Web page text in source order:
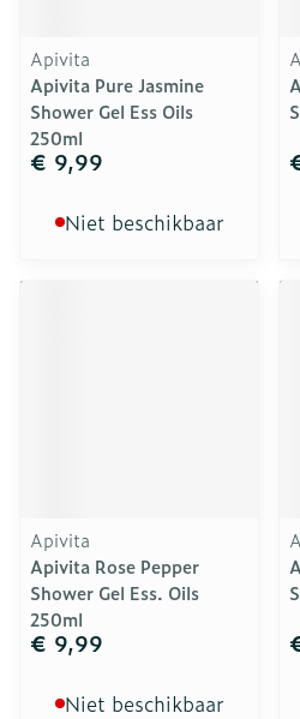
Apivita
Apivita Pure Jasmine
Shower Gel Ess Oils
250ml
€ 9,99
Niet beschikbaar
Apivita
Apivita Rose Pepper
Shower Gel Ess. Oils
250ml
€ 9,99
Niet beschikbaar